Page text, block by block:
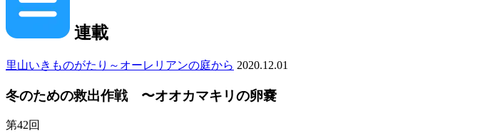
連載
里山いきものがたり～オーレリアンの庭から 2020.12.01
冬のための救出作戦 〜オオカマキリの卵嚢
第42回